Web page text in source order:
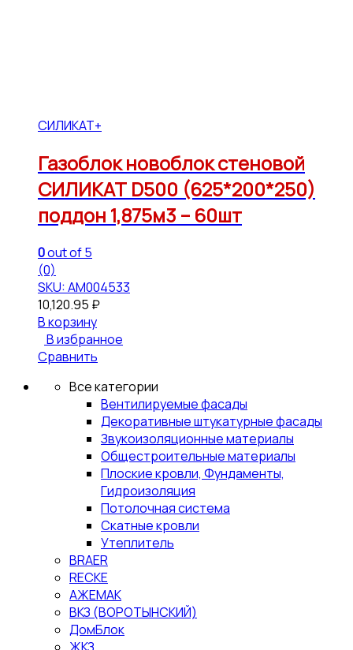
СИЛИКАТ+
Газоблок новоблок стеновой
СИЛИКАТ D500 (625*200*250)
поддон 1,875м3 – 60шт
0out of 5
(0)
SKU: АМ004533
10,120.95 ₽
В корзину
В избранное
Сравнить
Все категории
Вентилируемые фасады
Декоративные штукатурные фасады
Звукоизоляционные материалы
Общестроительные материалы
Плоские кровли, Фундаменты,
Гидроизоляция
Потолочная система
Скатные кровли
Утеплитель
BRAER
RECKE
АЖЕМАК
ВКЗ (ВОРОТЫНСКИЙ)
ДомБлок